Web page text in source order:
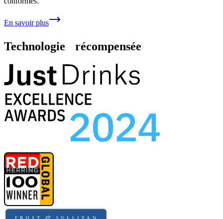
En savoir plus
Technologie récompensée